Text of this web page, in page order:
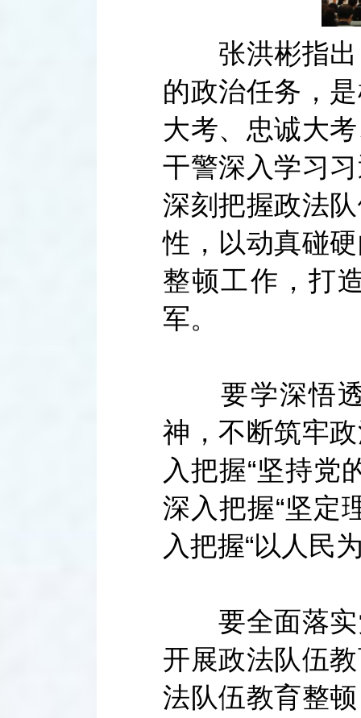
张洪彬指出
的政治任务，
大考、忠诚大
干警深入学习
深刻把握政法
性，以动真碰
整顿工作，打
军。
要学深悟透
神，不断筑牢
入把握“坚持党
深入把握“坚定
入把握“以人民
要全面落实
开展政法队伍
法队伍教育整